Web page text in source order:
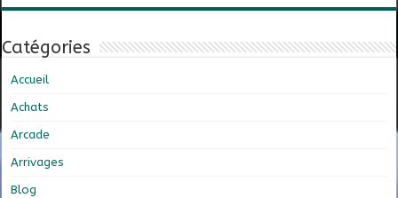
Catégories
Accueil
Achats
Arcade
Arrivages
Blog